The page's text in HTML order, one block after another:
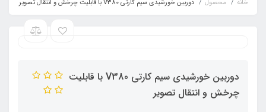
خانه محصول دوربین خورشیدی سیم کارتی V380 با قابلیت چرخش و انتقال تصویر
دوربین خورشیدی سیم کارتی V380 با قابلیت
چرخش و انتقال تصویر